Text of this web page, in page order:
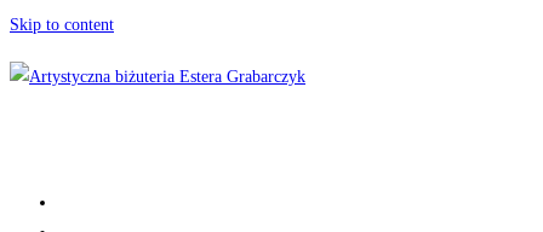
Skip to content